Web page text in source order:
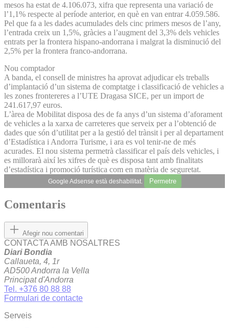
mesos ha estat de 4.106.073, xifra que representa una variació de
l’1,1% respecte al període anterior, en què en van entrar 4.059.586.
Pel que fa a les dades acumulades dels cinc primers mesos de l’any,
l’entrada creix un 1,5%, gràcies a l’augment del 3,3% dels vehicles
entrats per la frontera hispano-andorrana i malgrat la disminució del
2,5% per la frontera franco-andorrana.
Nou comptador
A banda, el consell de ministres ha aprovat adjudicar els treballs
d’implantació d’un sistema de comptatge i classificació de vehicles a
les zones frontereres a l’UTE Dragasa SICE, per un import de
241.617,97 euros.
L’àrea de Mobilitat disposa des de fa anys d’un sistema d’aforament
de vehicles a la xarxa de carreteres que serveix per a l’obtenció de
dades que són d’utilitat per a la gestió del trànsit i per al departament
d’Estadística i Andorra Turisme, i ara es vol tenir-ne de més
acurades. El nou sistema permetrà classificar el país dels vehicles, i
es millorarà així les xifres de què es disposa tant amb finalitats
d’estadística i promoció turística com en matèria de seguretat.
Google Adsense està deshabilitat. Permetre
Comentaris
Afegir nou comentari
CONTACTA AMB NOSALTRES
Diari Bondia
Callaueta, 4, 1r
AD500 Andorra la Vella
Principat d'Andorra
Tel. +376 80 88 88
Formulari de contacte
Serveis